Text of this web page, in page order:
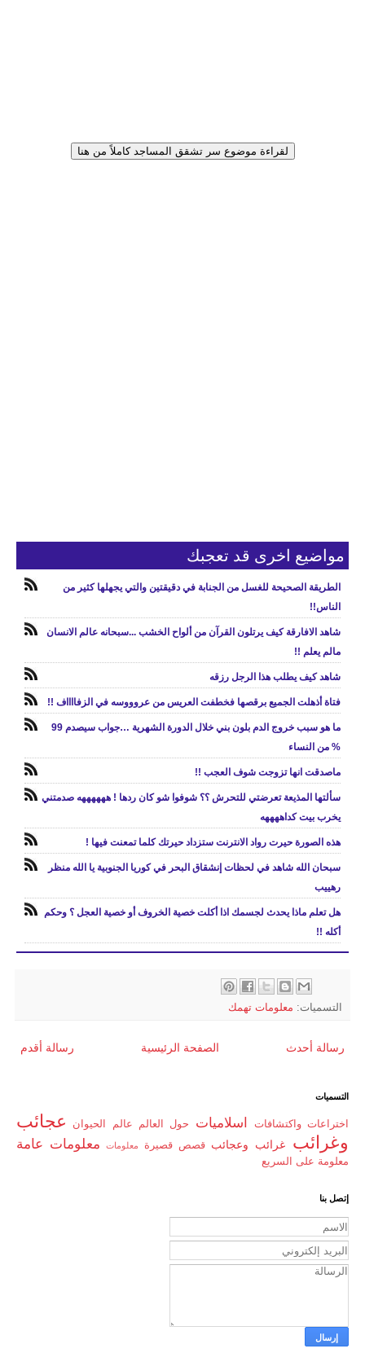
لقراءة موضوع سر تشقق المساجد كاملاً من هنا
مواضيع اخرى قد تعجبك
الطريقة الصحيحة للغسل من الجنابة في دقيقتين والتي يجهلها كثير من
الناس!!
شاهد الافارقة كيف يرتلون القرآن من ألواح الخشب ...سبحانه عالم الانسان
مالم يعلم !!
شاهد كيف يطلب هذا الرجل رزقه
فتاة أذهلت الجميع برقصها فخطفت العريس من عروووسه في الزفااااف !!
ما هو سبب خروج الدم بلون بني خلال الدورة الشهرية …جواب سيصدم 99
% من النساء
ماصدقت انها تزوجت شوف العجب !!
سألتها المذيعة تعرضتي للتحرش ؟؟ شوفوا شو كان ردها ! ههههههه صدمتني
يخرب بيت كداههههه
هذه الصورة حيرت رواد الانترنت ستزداد حيرتك كلما تمعنت فيها !
سبحان الله شاهد في لحظات إنشقاق البحر في كوريا الجنوبية يا الله منظر
رهييب
هل تعلم ماذا يحدث لجسمك اذا أكلت خصية الخروف أو خصية العجل ؟ وحكم
أكله !!
التسميات: معلومات تهمك
رسالة أحدث رسالة أقدم الصفحة الرئيسية
التسميات
اختراعات واكتشافات اسلاميات حول العالم عالم الحيوان
عجائب
وغرائب
غرائب وعجائب قصص قصيرة معلومات معلومات عامة
معلومة على السريع
إتصل بنا